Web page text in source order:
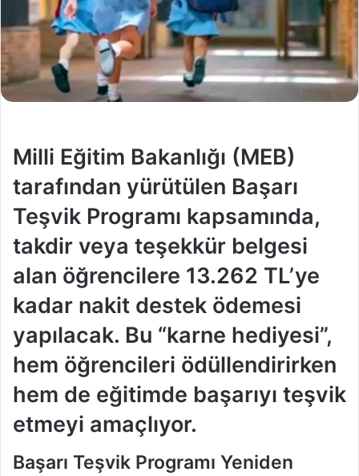
Milli Eğitim Bakanlığı (MEB)
tarafından yürütülen Başarı
Teşvik Programı kapsamında,
takdir veya teşekkür belgesi
alan öğrencilere 13.262 TL’ye
kadar nakit destek ödemesi
yapılacak. Bu “karne hediyesi”,
hem öğrencileri ödüllendirirken
hem de eğitimde başarıyı teşvik
etmeyi amaçlıyor.
Başarı Teşvik Programı Yeniden